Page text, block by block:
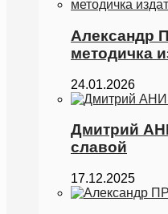
Александр
методичка
24.01.2026
Дмитрий
славой
17.12.2025